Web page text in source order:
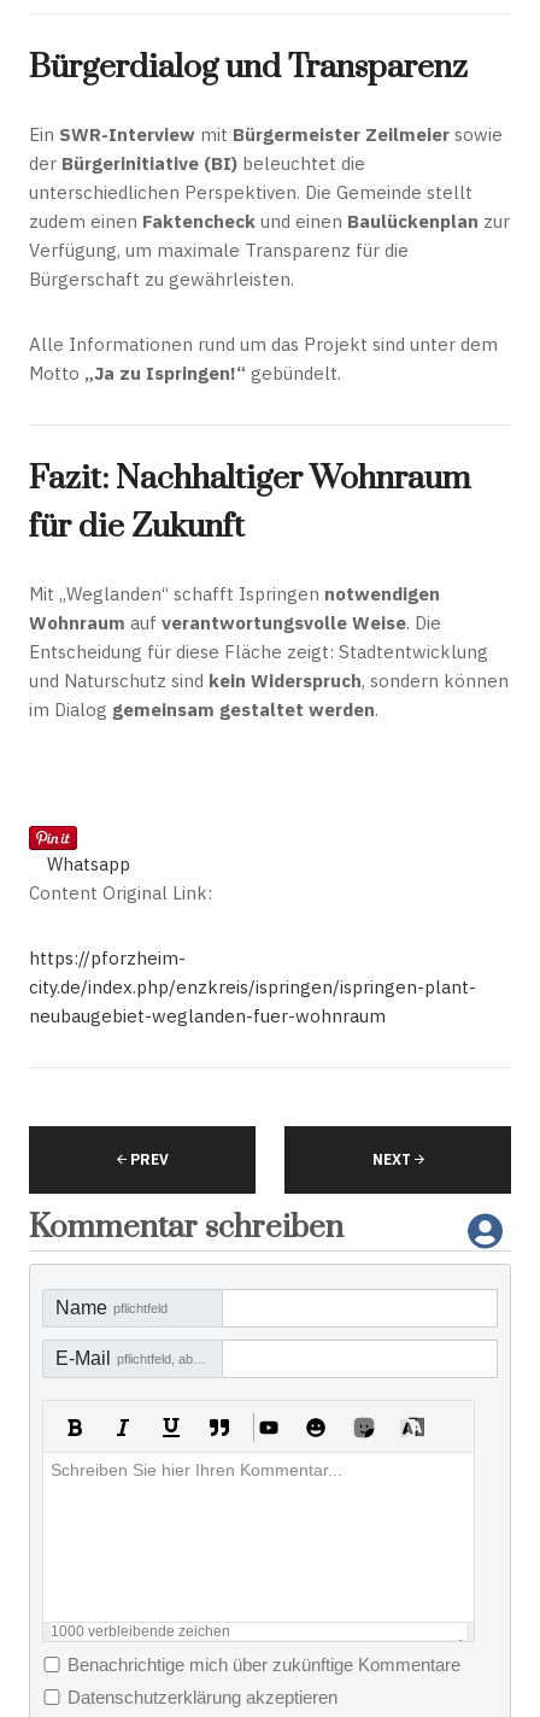
Bürgerdialog und Transparenz
Ein SWR-Interview mit Bürgermeister Zeilmeier sowie
der Bürgerinitiative (BI) beleuchtet die
unterschiedlichen Perspektiven. Die Gemeinde stellt
zudem einen Faktencheck und einen Baulückenplan zur
Verfügung, um maximale Transparenz für die
Bürgerschaft zu gewährleisten.
Alle Informationen rund um das Projekt sind unter dem
Motto „Ja zu Ispringen!“ gebündelt.
Fazit: Nachhaltiger Wohnraum
für die Zukunft
Mit „Weglanden“ schafft Ispringen notwendigen
Wohnraum auf verantwortungsvolle Weise. Die
Entscheidung für diese Fläche zeigt: Stadtentwicklung
und Naturschutz sind kein Widerspruch, sondern können
im Dialog gemeinsam gestaltet werden.
Whatsapp
Content Original Link:
https://pforzheim-
city.de/index.php/enzkreis/ispringen/ispringen-plant-
neubaugebiet-weglanden-fuer-wohnraum
PREV NEXT
Kommentar schreiben
Name pflichtfeld
E-Mail
1000 verbleibende zeichen
Benachrichtige mich über zukünftige Kommentare
Datenschutzerklärung akzeptieren